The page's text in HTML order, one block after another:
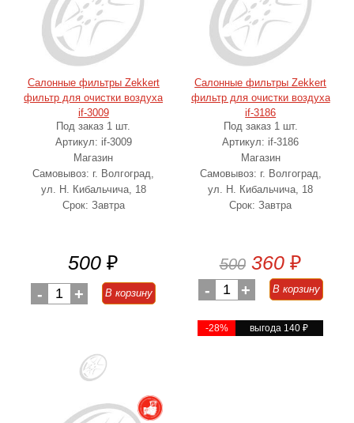
Салонные фильтры Zekkert
фильтр для очистки воздуха
if-3009
Под заказ 1 шт.
Артикул: if-3009
Магазин
Самовывоз: г. Волгоград,
ул. Н. Кибальчича, 18
Срок: Завтра
500 ₽
- 1 + В корзину
Салонные фильтры Zekkert
фильтр для очистки воздуха
if-3186
Под заказ 1 шт.
Артикул: if-3186
Магазин
Самовывоз: г. Волгоград,
ул. Н. Кибальчича, 18
Срок: Завтра
500 360 ₽
- 1 + В корзину
-28% выгода 140₽